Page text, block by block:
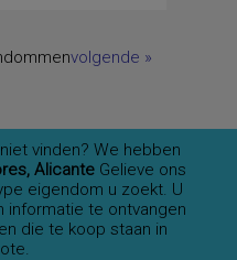
volgende »
vinden? We hebben
Alicante Gelieve ons
eigendom u zoekt. U
informatie te ontvangen
die te koop staan in